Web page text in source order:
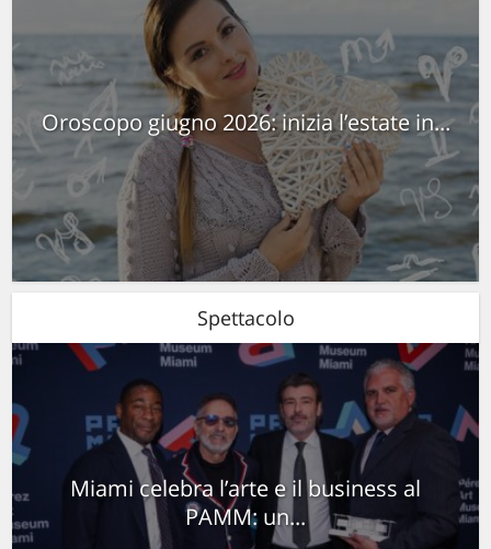
Oroscopo giugno 2026: inizia l’estate in...
Spettacolo
Miami celebra l’arte e il business al
PAMM: un...